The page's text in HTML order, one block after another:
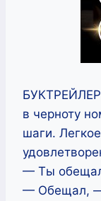
БУКТРЕЙЛЕР
в черноту
шаги.
— Ты
— Обещал, —